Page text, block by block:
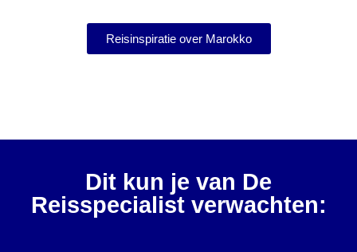
Reisinspiratie over Marokko
Dit kun je van De
Reisspecialist verwachten: